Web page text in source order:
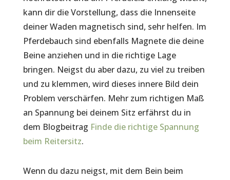
kann dir die Vorstellung, dass die Innenseite
deiner Waden magnetisch sind, sehr helfen. Im
Pferdebauch sind ebenfalls Magnete die deine
Beine anziehen und in die richtige Lage
bringen. Neigst du aber dazu, zu viel zu treiben
und zu klemmen, wird dieses innere Bild dein
Problem verschärfen. Mehr zum richtigen Maß
an Spannung bei deinem Sitz erfährst du in
dem Blogbeitrag Finde die richtige Spannung
beim Reitersitz.
Wenn du dazu neigst, mit dem Bein beim